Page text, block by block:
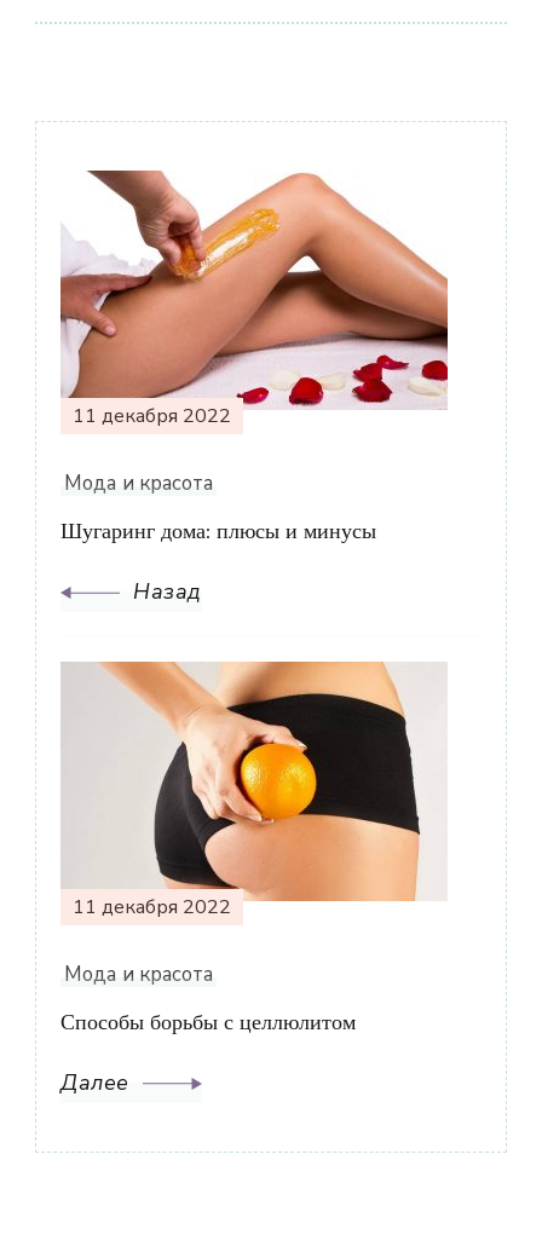
Навигация
по
записям
11 декабря 2022
Мода и красота
Шугаринг дома: плюсы и минусы
Назад
11 декабря 2022
Мода и красота
Способы борьбы с целлюлитом
Далее